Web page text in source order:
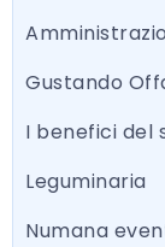
Gustando
I benefici del
Leguminaria
Numana